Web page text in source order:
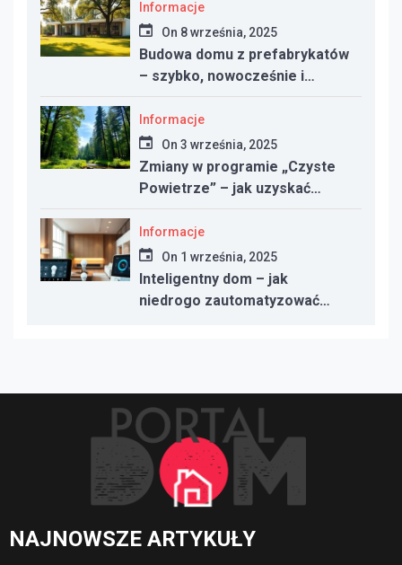
Informacje
On 8 września, 2025
Budowa domu z prefabrykatów
– szybko, nowocześnie i
taniej?
Informacje
On 3 września, 2025
Zmiany w programie „Czyste
Powietrze” – jak uzyskać
dotację w 2025 roku
Informacje
On 1 września, 2025
Inteligentny dom – jak
niedrogo zautomatyzować
NAJNOWSZE ARTYKUŁY